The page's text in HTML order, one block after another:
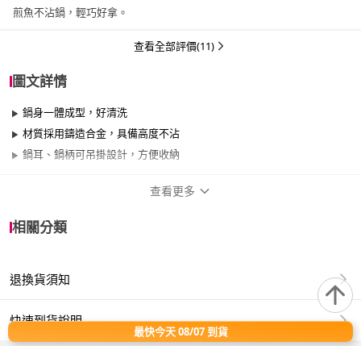
煎魚不沾鍋，輕巧好拿。
查看全部評價(11)
圖文詳情
鍋身一體成型，好清洗
材質採用鑄造合金，具備高度不沾
鍋耳、鍋柄可吊掛設計，方便收納
尺寸
材質 其他合金
查看更多
相關分類
退換貨須知
快速到貨說明
最快今天 08/07 到貨